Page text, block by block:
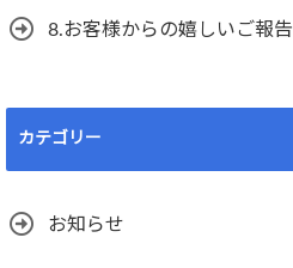
8.お客様からの嬉しいご報告
カテゴリー
お知らせ